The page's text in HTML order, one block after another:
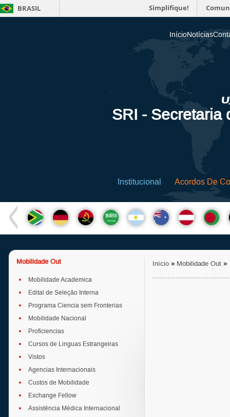
BRASIL Simplifique!
InícioNotícias
SRI - Secretaria
Institucional Acordos De
Mobilidade Out
Mobilidade Academica
Edital de Seleção Interna
Programa Ciencia sem Fronterias
Mobilidade Nacional
Proficiencias
Cursos de Linguas Estrangeiras
Vistos
Agencias Internacionais
Custos de Mobilidade
Exchange Fellow
Assistência Médica Internacional
Início »Mobilidade Out »